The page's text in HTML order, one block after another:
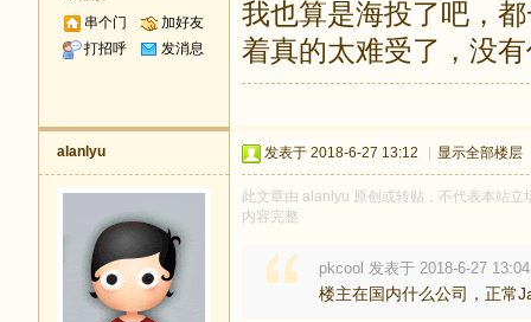
串个门
加好友
打招呼
发消息
我也算是海投了吧，
着真的太难受了，没
alanlyu 发表于 2018-6-27 13:12 显示全部楼层
此文章由 alanlyu 原创或转贴，不代表本站
内容完整
pkcool 发表于 2018-6-27 13:04
楼主在国内什么公司，正常